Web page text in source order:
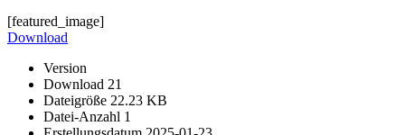
[featured_image]
Download
Version
Download 21
Dateigröße 22.23 KB
Datei-Anzahl 1